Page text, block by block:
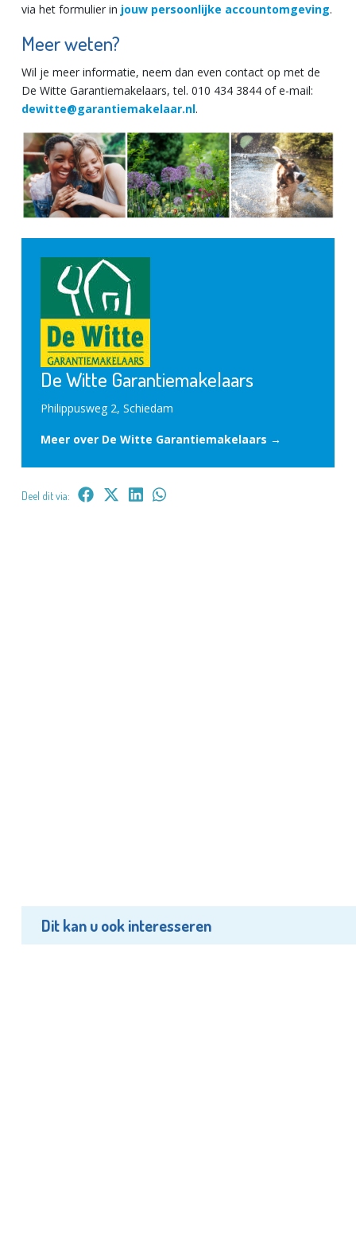
via het formulier in jouw persoonlijke accountomgeving.
Meer weten?
Wil je meer informatie, neem dan even contact op met de
De Witte Garantiemakelaars, tel. 010 434 3844 of e-mail:
dewitte@garantiemakelaar.nl.
De Witte Garantiemakelaars
Philippusweg 2, Schiedam
Meer over De Witte Garantiemakelaars →
Deel dit via:
Dit kan u ook interesseren